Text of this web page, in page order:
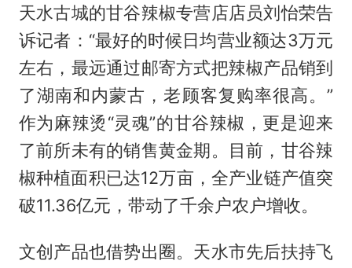
天水古城的甘谷辣椒专营店店员刘怡荣告
诉记者：“最好的时候日均营业额达3万元
左右，最远通过邮寄方式把辣椒产品销到
了湖南和内蒙古，老顾客复购率很高。”
作为麻辣烫“灵魂”的甘谷辣椒，更是迎来
了前所未有的销售黄金期。目前，甘谷辣
椒种植面积已达12万亩，全产业链产值突
破11.36亿元，带动了千余户农户增收。
文创产品也借势出圈。天水市先后扶持飞